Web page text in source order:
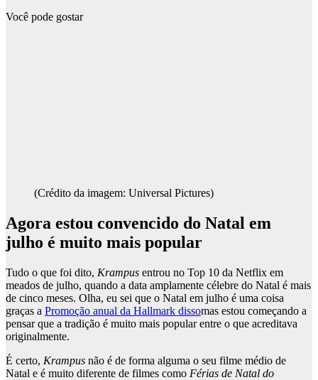
Você pode gostar
(Crédito da imagem: Universal Pictures)
Agora estou convencido do Natal em
julho é muito mais popular
Tudo o que foi dito, Krampus entrou no Top 10 da Netflix em
meados de julho, quando a data amplamente célebre do Natal é mais
de cinco meses. Olha, eu sei que o Natal em julho é uma coisa
graças a Promoção anual da Hallmark dissomas estou começando a
pensar que a tradição é muito mais popular entre o que acreditava
originalmente.
É certo, Krampus não é de forma alguma o seu filme médio de
Natal e é muito diferente de filmes como Férias de Natal do